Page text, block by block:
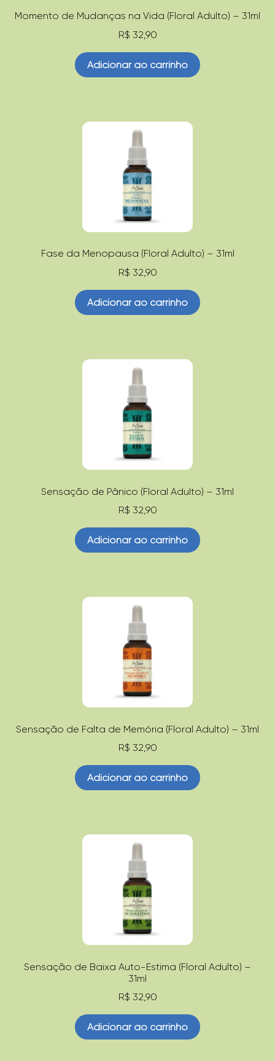
Momento de Mudanças na Vida (Floral Adulto) – 31ml
R$ 32,90
Adicionar ao carrinho
Fase da Menopausa (Floral Adulto) – 31ml
R$ 32,90
Adicionar ao carrinho
Sensação de Pânico (Floral Adulto) – 31ml
R$ 32,90
Adicionar ao carrinho
Sensação de Falta de Memória (Floral Adulto) – 31ml
R$ 32,90
Adicionar ao carrinho
Sensação de Baixa Auto-Estima (Floral Adulto) –
31ml
R$ 32,90
Adicionar ao carrinho